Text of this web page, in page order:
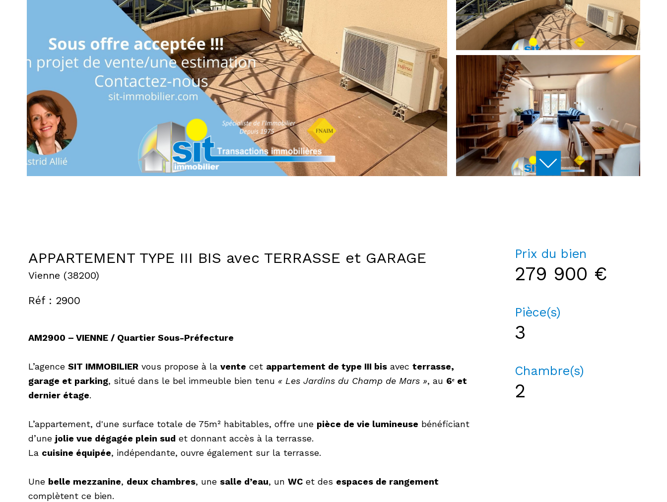
APPARTEMENT TYPE III BIS avec TERRASSE et GARAGE
Vienne (38200)
Réf : 2900
AM2900 – VIENNE / Quartier Sous-Préfecture
L’agence SIT IMMOBILIER vous propose à la vente cet appartement de type III bis avec terrasse,
garage et parking, situé dans le bel immeuble bien tenu « Les Jardins du Champ de Mars », au 6ᵉ et
dernier étage.
L’appartement, d'une surface totale de 75m² habitables, offre une pièce de vie lumineuse bénéficiant
d’une jolie vue dégagée plein sud et donnant accès à la terrasse.
La cuisine équipée, indépendante, ouvre également sur la terrasse.
Une belle mezzanine, deux chambres, une salle d’eau, un WC et des espaces de rangement
complètent ce bien.
Prix du bien
279 900 €
Pièce(s)
3
Chambre(s)
2